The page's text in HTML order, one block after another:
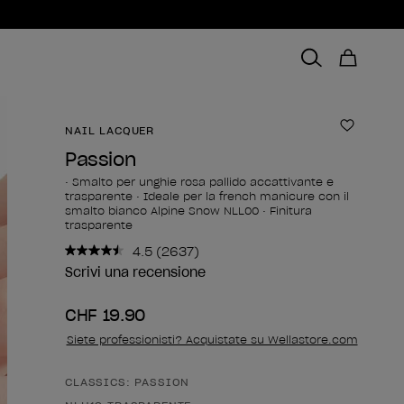
NAIL LACQUER
Passion
• Smalto per unghie rosa pallido accattivante e
trasparente • Ideale per la french manicure con il
smalto bianco Alpine Snow NLL00 • Finitura
trasparente
4.5 Leggi
2637
pagina.
(2637)
Scrivi una recensione
CHF 19.90
Siete professionisti? Acquistate su Wellastore.com
Forma del prodotto
CLASSICS: PASSION